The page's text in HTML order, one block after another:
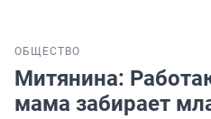
ОБЩЕСТВО
Митянина:
мама забирает